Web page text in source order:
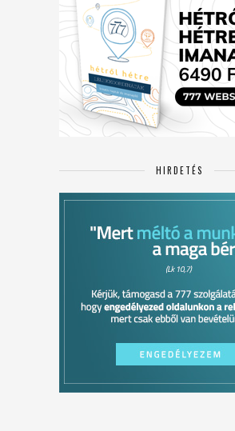
HIRDETÉS